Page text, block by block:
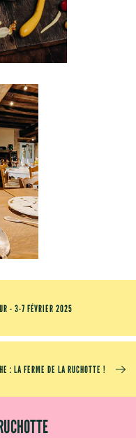
- 3-7 FÉVRIER 2025
: LA FERME DE LA RUCHOTTE !